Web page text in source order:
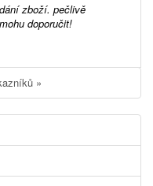
doporučit!
»